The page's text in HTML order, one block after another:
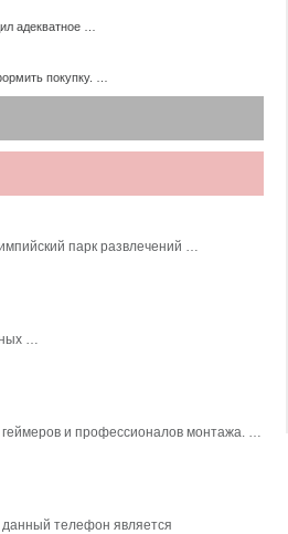
адекватное …
покупку. …
парк развлечений …
…
геймеров и профессионалов монтажа. …
телефон является